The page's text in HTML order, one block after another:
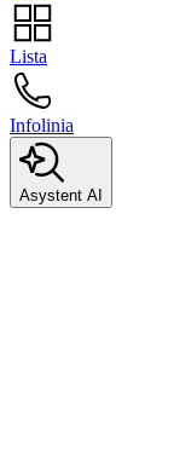
Lista
Infolinia
Asystent AI